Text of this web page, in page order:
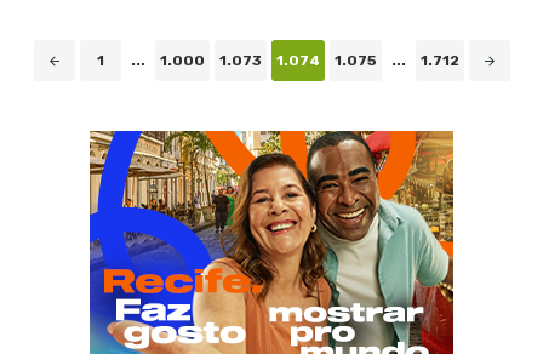
Navegação
1 ... 1.000 1.073 1.074 1.075 ... 1.712